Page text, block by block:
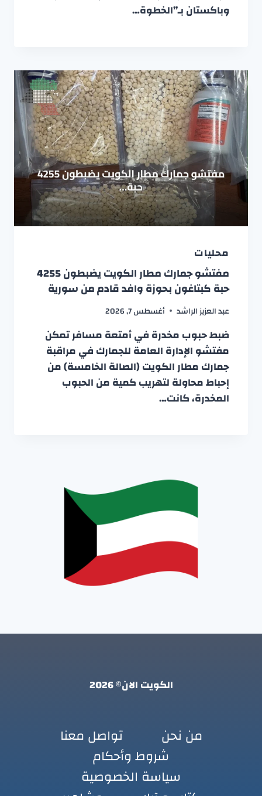
وباكستان بـ”الخطوة…
محليات
مفتشو جمارك مطار الكويت يضبطون 4255
حبة كبتاغون بحوزة وافد قادم من سورية
عبد العزيز الراشد أغسطس 7, 2026
ضبط حبوب مخدرة في أمتعة مسافر تمكن
مفتشو الإدارة العامة للجمارك في مراقبة
جمارك مطار الكويت (الصالة الخامسة) من
إحباط محاولة لتهريب كمية من الحبوب
المخدرة، كانت…
الكويت الان© 2026
من نحن
تواصل معنا
شروط وأحكام
سياسة الخصوصية